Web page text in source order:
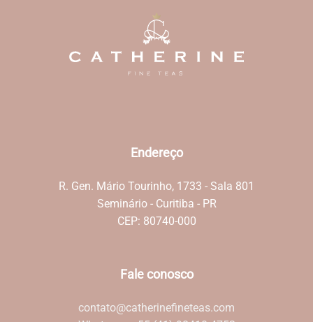
Endereço
R. Gen. Mário Tourinho, 1733 - Sala 801
Seminário - Curitiba - PR
CEP: 80740-000
Fale conosco
contato@catherinefineteas.com